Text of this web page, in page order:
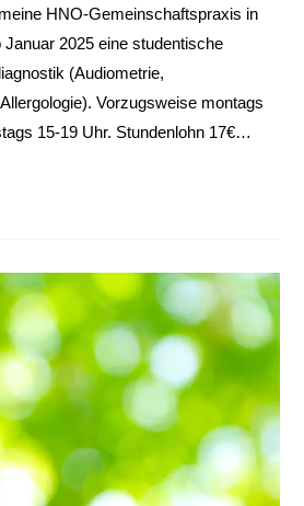
HNO-Gemeinschaftspraxis in
2025 eine studentische
(Audiometrie,
Vorzugsweise montags
15-19 Uhr. Stundenlohn 17€…